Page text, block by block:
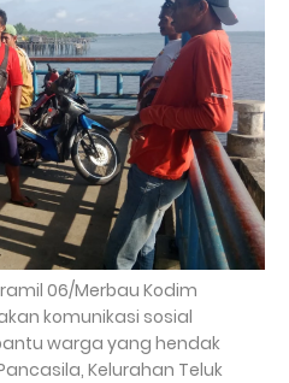
06/Merbau Kodim
komunikasi sosial
warga yang hendak
Kelurahan Teluk